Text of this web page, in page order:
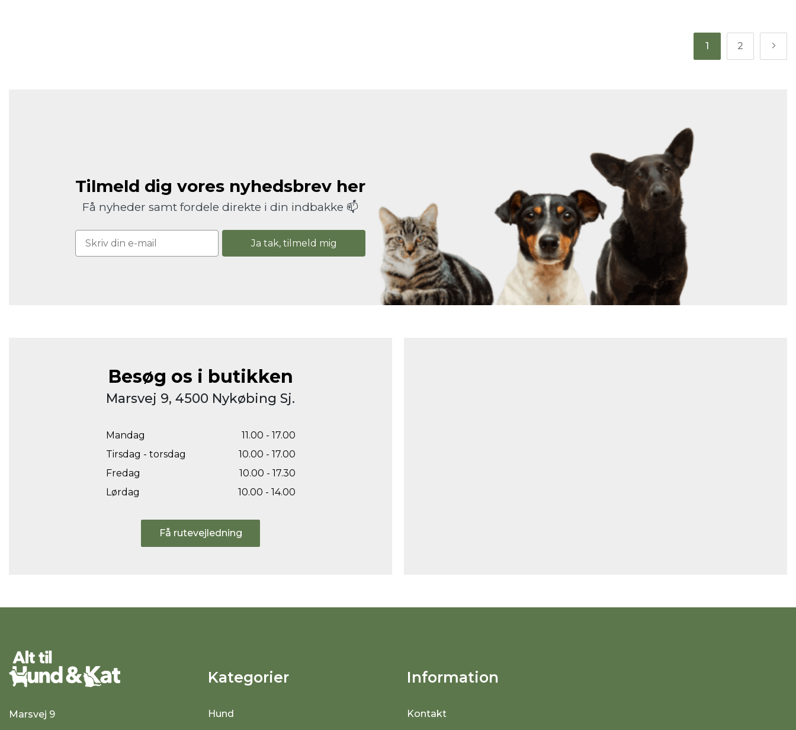
1 2
Tilmeld dig vores nyhedsbrev her
Få nyheder samt fordele direkte i din indbakke 📫
Ja tak, tilmeld mig
Besøg os i butikken
Marsvej 9, 4500 Nykøbing Sj.
Mandag
11.00 - 17.00
Tirsdag - torsdag
10.00 - 17.00
Fredag
10.00 - 17.30
Lørdag
10.00 - 14.00
Få rutevejledning
Marsvej 9
Kategorier
Hund
Information
Kontakt